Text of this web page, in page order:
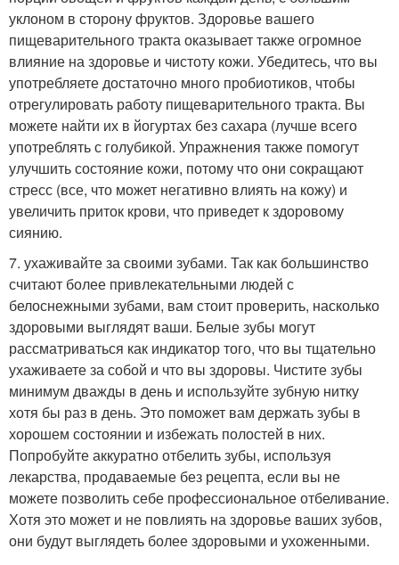
уклоном в сторону фруктов. Здоровье вашего
пищеварительного тракта оказывает также огромное
влияние на здоровье и чистоту кожи. Убедитесь, что вы
употребляете достаточно много пробиотиков, чтобы
отрегулировать работу пищеварительного тракта. Вы
можете найти их в йогуртах без сахара (лучше всего
употреблять с голубикой. Упражнения также помогут
улучшить состояние кожи, потому что они сокращают
стресс (все, что может негативно влиять на кожу) и
увеличить приток крови, что приведет к здоровому
сиянию.
7. ухаживайте за своими зубами. Так как большинство
считают более привлекательными людей с
белоснежными зубами, вам стоит проверить, насколько
здоровыми выглядят ваши. Белые зубы могут
рассматриваться как индикатор того, что вы тщательно
ухаживаете за собой и что вы здоровы. Чистите зубы
минимум дважды в день и используйте зубную нитку
хотя бы раз в день. Это поможет вам держать зубы в
хорошем состоянии и избежать полостей в них.
Попробуйте аккуратно отбелить зубы, используя
лекарства, продаваемые без рецепта, если вы не
можете позволить себе профессиональное отбеливание.
Хотя это может и не повлиять на здоровье ваших зубов,
они будут выглядеть более здоровыми и ухоженными.